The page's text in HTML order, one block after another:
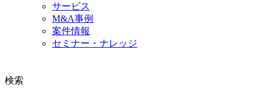
サービス
M&A事例
案件情報
セミナー・ナレッジ
検索